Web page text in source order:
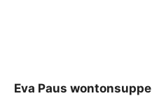
Eva Paus wontonsuppe